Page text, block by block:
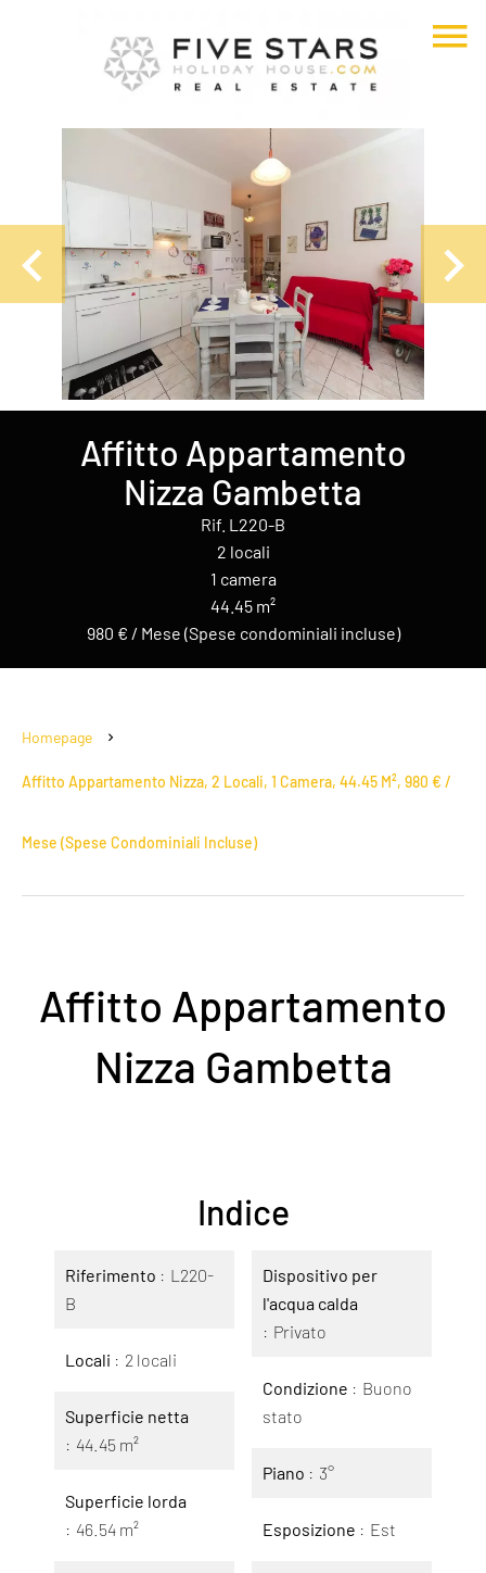
Affitto Appartamento
Nizza Gambetta
Rif. L220-B
2 locali
1 camera
44.45 m²
980 € / Mese (Spese condominiali incluse)
Homepage
Affitto Appartamento Nizza, 2 Locali, 1 Camera, 44.45 M², 980 € /
Mese (Spese Condominiali Incluse)
Affitto Appartamento
Nizza Gambetta
Indice
Riferimento
L220-
B
Locali 2 locali
Superficie netta
44.45 m²
Superficie lorda
46.54 m²
Dispositivo per
l'acqua calda
Privato
Condizione
Buono
stato
Piano 3°
Esposizione Est